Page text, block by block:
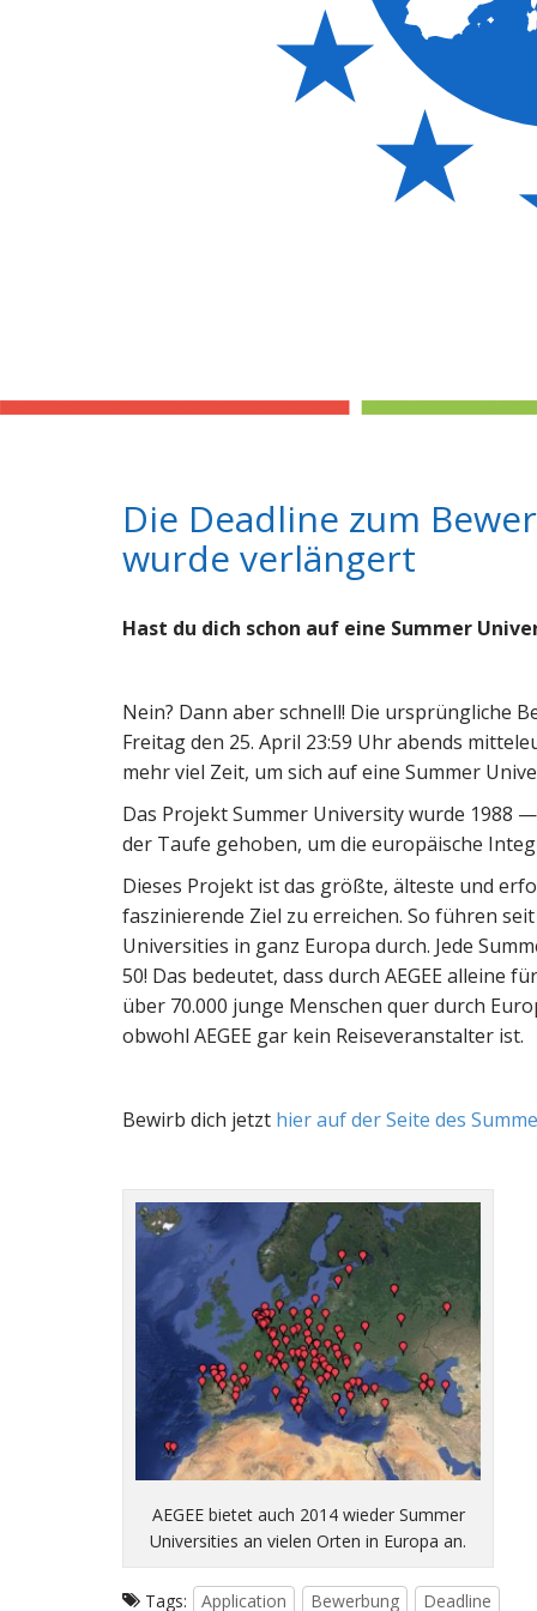
Die Deadline zum
wurde verlängert
Hast du dich schon auf eine Summer
Nein? Dann aber schnell! Die ursprüngliche
Freitag den 25. April 23:59 Uhr abends
mehr viel Zeit, um sich auf eine Summer
Das Projekt Summer University wurde 1988
der Taufe gehoben, um die europäische
Dieses Projekt ist das größte, älteste und
faszinierende Ziel zu erreichen. So führen
Universities in ganz Europa durch. Jede
50! Das bedeutet, dass durch AEGEE alleine
über 70.000 junge Menschen quer durch
obwohl AEGEE gar kein Reiseveranstalter ist.
Bewirb dich jetzt hier auf der Seite des
AEGEE bietet auch 2014 wieder Summer
Universities an vielen Orten in Europa an.
Tags: Application Bewerbung Deadline